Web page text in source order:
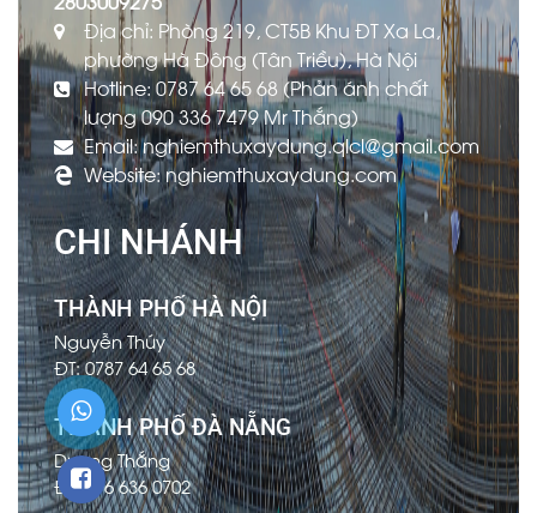
Địa chỉ: Phòng 219, CT5B Khu ĐT Xa La,
phường Hà Đông (Tân Triều), Hà Nội
Hotline: 0787 64 65 68 (Phản ánh chất
lượng 090 336 7479 Mr Thắng)
Email: nghiemthuxaydung.qlcl@gmail.com
Website: nghiemthuxaydung.com
CHI NHÁNH
THÀNH PHỐ HÀ NỘI
Nguyễn Thúy
ĐT: 0787 64 65 68
THÀNH PHỐ ĐÀ NẴNG
Dương Thắng
ĐT: 096 636 0702